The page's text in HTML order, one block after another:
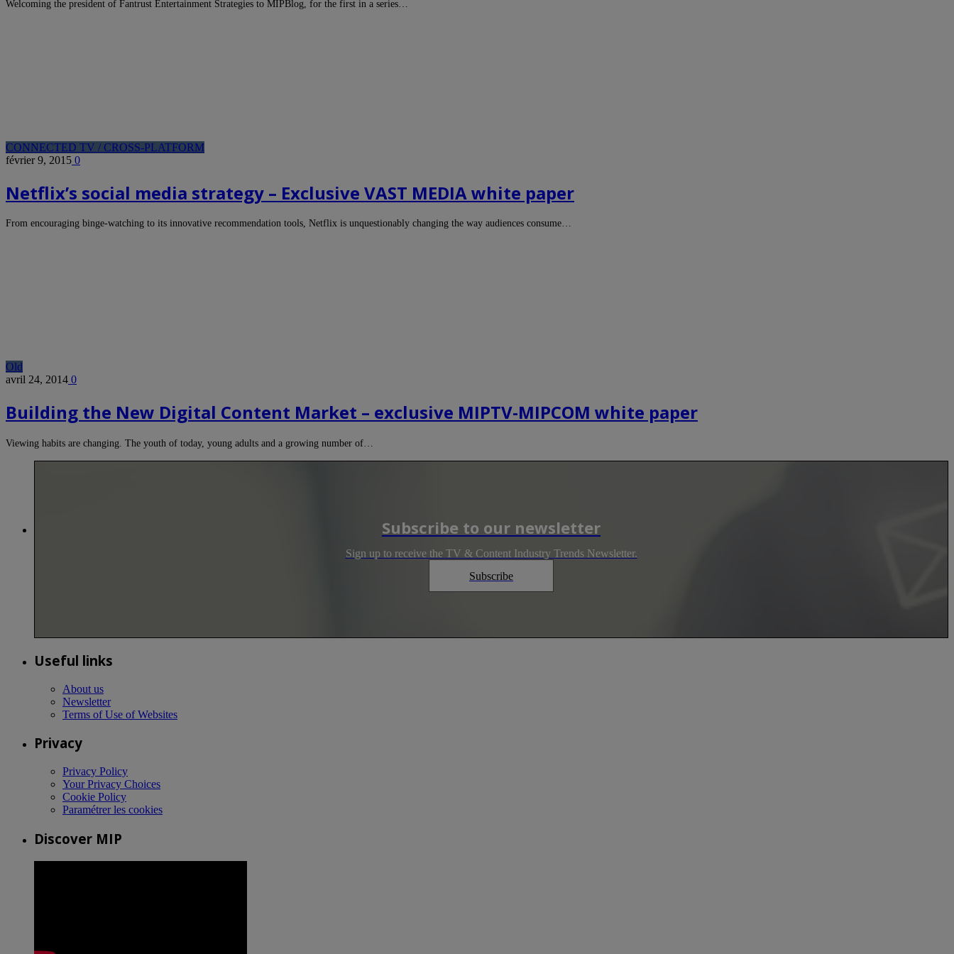
Welcoming the president of Fantrust Entertainment Strategies to MIPBlog, for the first in a series…
CONNECTED TV / CROSS-PLATFORM
février 9, 2015 0
Netflix’s social media strategy – Exclusive VAST MEDIA white paper
From encouraging binge-watching to its innovative recommendation tools, Netflix is unquestionably changing the way audiences consume…
Old
avril 24, 2014 0
Building the New Digital Content Market – exclusive MIPTV-MIPCOM white paper
Viewing habits are changing. The youth of today, young adults and a growing number of…
Subscribe to our newsletter
Sign up to receive the TV & Content Industry Trends Newsletter.
Subscribe
Useful links
About us
Newsletter
Terms of Use of Websites
Privacy
Privacy Policy
Your Privacy Choices
Cookie Policy
Paramétrer les cookies
Discover MIP